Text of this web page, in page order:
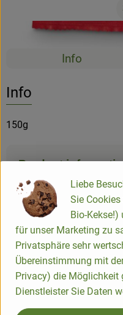
#25105 1,89 €/ Stück
Info
Info
150g
Product
Ingredients
Nutrition data
Liebe
Sie
Bio-
für unser Marketing zu
Privatsphäre sehr
Übereinstimmung mit
Privacy) die Möglichkeit
Dienstleister Sie Daten